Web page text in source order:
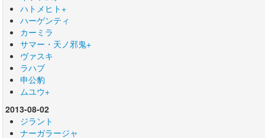
ハトメヒト+
ハーゲンティ
カーミラ
サマー・天ノ邪鬼+
ヴァスキ
ラハブ
申公豹
ムユウ+
2013-08-02
ジラント
ナーガラージャ